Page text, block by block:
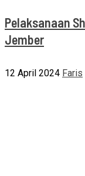
Pelaksanaan
Jember
12 April 2024 Faris